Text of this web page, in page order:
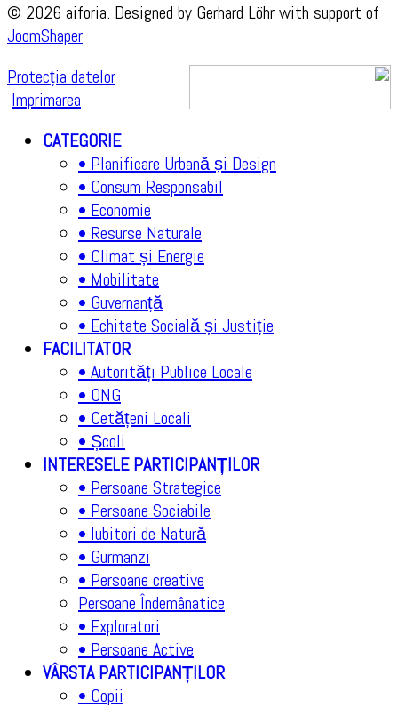
© 2026 aiforia. Designed by Gerhard Löhr with support of
JoomShaper
Protecția datelor
Imprimarea
CATEGORIE
• Planificare Urbană și Design
• Consum Responsabil
• Economie
• Resurse Naturale
• Climat și Energie
• Mobilitate
• Guvernanță
• Echitate Socială și Justiție
FACILITATOR
• Autorități Publice Locale
• ONG
• Cetățeni Locali
• Școli
INTERESELE PARTICIPANȚILOR
• Persoane Strategice
• Persoane Sociabile
• Iubitori de Natură
• Gurmanzi
• Persoane creative
Persoane Îndemânatice
• Exploratori
• Persoane Active
VÂRSTA PARTICIPANȚILOR
• Copii